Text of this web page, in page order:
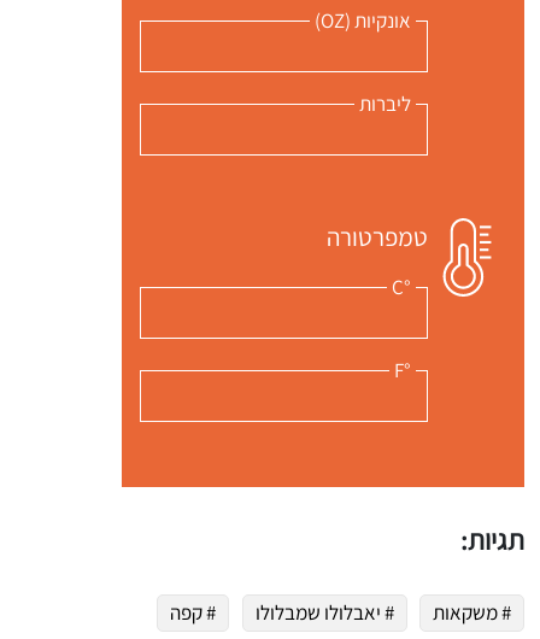
אונקיות (OZ)
ליברות
טמפרטורה
°C
°F
תגיות:
# משקאות # יאבלולו שמבלולו # קפה